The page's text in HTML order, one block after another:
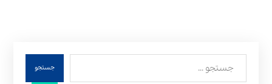
جستجو